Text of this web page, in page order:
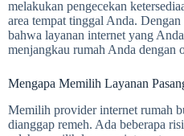
melakukan pengecekan
area tempat tinggal Anda.
bahwa layanan internet yang
menjangkau rumah Anda dengan
Mengapa Memilih Layanan
Memilih provider internet rumah
dianggap remeh. Ada beberapa